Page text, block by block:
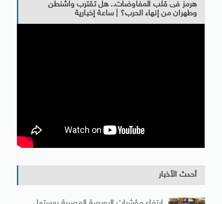
هرمز فى قلب المفاوضات.. هل تقترب واشنطن
وطهران من إنهاء الحرب؟ | ساعة إخبارية
أحدث الأخبار